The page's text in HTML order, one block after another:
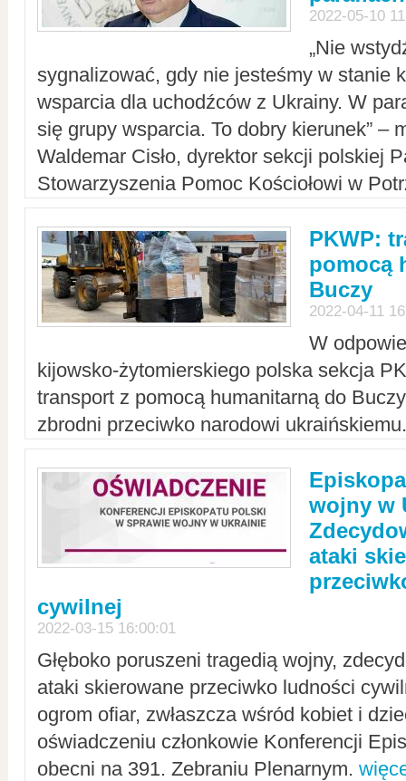
2022-05-10
„Nie
sygnalizować, gdy nie jesteśmy w stanie
wsparcia dla uchodźców z Ukrainy. W
się grupy wsparcia. To dobry kierunek” –
Waldemar Cisło, dyrektor sekcji polskiej
Stowarzyszenia Pomoc Kościołowi w
PKWP:
pomocą
Buczy
2022-04-11
W
kijowsko-żytomierskiego polska sekcja
transport z pomocą humanitarną do
zbrodni przeciwko narodowi
wojny w
ataki
cywilnej
2022-03-15 16:00:01
Głęboko poruszeni tragedią wojny,
ataki skierowane przeciwko ludności
ogrom ofiar, zwłaszcza wśród kobiet i
oświadczeniu członkowie Konferencji
obecni na 391. Zebraniu Plenarnym.